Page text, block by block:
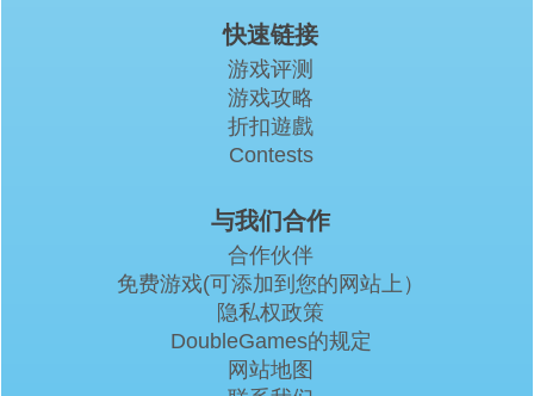
快速链接
游戏评测
游戏攻略
折扣遊戲
Contests
与我们合作
合作伙伴
免费游戏(可添加到您的网站上）
隐私权政策
DoubleGames的规定
网站地图